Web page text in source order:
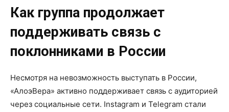
Как группа продолжает
поддерживать связь с
поклонниками в России
Несмотря на невозможность выступать в России,
«АлоэВера» активно поддерживает связь с аудиторией
через социальные сети. Instagram и Telegram стали